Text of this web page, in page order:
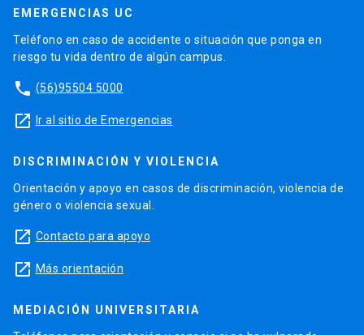
EMERGENCIAS UC
Teléfono en caso de accidente o situación que ponga en
riesgo tu vida dentro de algún campus.
phone (56)95504 5000
launch Ir al sitio de Emergencias
DISCRIMINACIÓN Y VIOLENCIA
Orientación y apoyo en casos de discriminación, violencia de
género o violencia sexual.
launch Contacto para apoyo
launch Más orientación
MEDIACIÓN UNIVERSITARIA